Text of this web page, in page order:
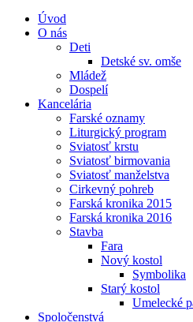
Úvod
O nás
Deti
Detské sv. omše
Mládež
Dospelí
Kancelária
Farské oznamy
Liturgický program
Sviatosť krstu
Sviatosť birmovania
Sviatosť manželstva
Cirkevný pohreb
Farská kronika 2015
Farská kronika 2016
Stavba
Fara
Nový kostol
Symbolika
Starý kostol
Umelecké
Spoločenstvá